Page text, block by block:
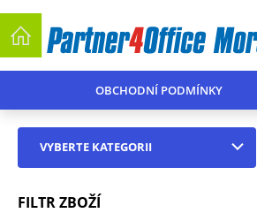
OBCHODNÍ PODMÍNKY
VYBERTE KATEGORII
FILTR ZBOŽÍ